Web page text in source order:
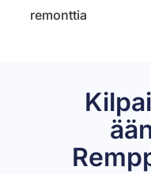
remonttia